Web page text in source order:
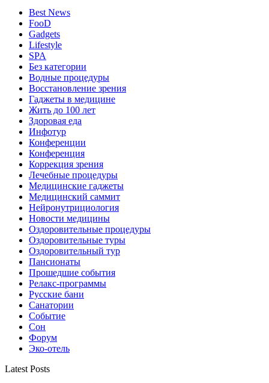
Best News
FooD
Gadgets
Lifestyle
SPA
Без категории
Водные процедуры
Восстановление зрения
Гаджеты в медицине
Жить до 100 лет
Здоровая еда
Инфотур
Конференции
Конференция
Коррекция зрения
Лечебные процедуры
Медицинские гаджеты
Медицинский саммит
Нейронутрициология
Новости медицины
Оздоровительные процедуры
Оздоровительные туры
Оздоровительный тур
Пансионаты
Прошедшие события
Релакс-программы
Русские бани
Санатории
Событие
Сон
Форум
Эко-отель
Latest Posts